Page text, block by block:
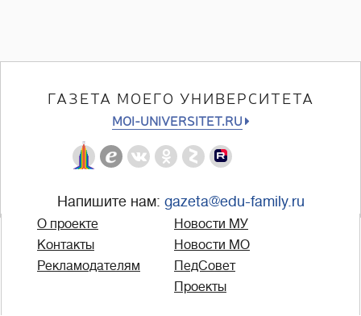
ГАЗЕТА МОЕГО УНИВЕРСИТЕТА
MOI-UNIVERSITET.RU
Напишите нам: gazeta@edu-family.ru
О проекте
Контакты
Рекламодателям
Новости МУ
Новости МО
ПедСовет
Проекты